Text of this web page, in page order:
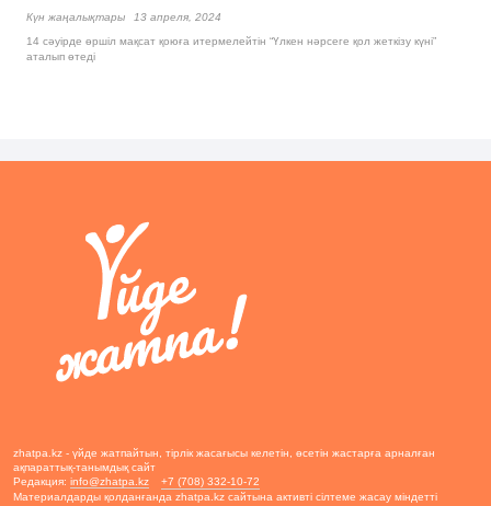
Күн жаңалықтары
13 апреля, 2024
14 сәуірде өршіл мақсат қоюға итермелейтін “Үлкен нәрсеге қол жеткізу күні”
аталып өтеді
zhatpa.kz - үйде жатпайтын, тірлік жасағысы келетін, өсетін жастарға арналған
ақпараттық-танымдық сайт
Редакция: info@zhatpa.kz
+7 (708) 332-10-72
Материалдарды қолданғанда zhatpa.kz сайтына активті сілтеме жасау міндетті